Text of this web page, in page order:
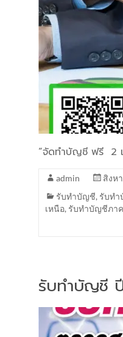
“จัดทำบัญชี ฟรี 2
admin
สิงห
รับทำบัญชี, รับทำ
เหนือ, รับทำบัญชีภา
รับทำบัญชี